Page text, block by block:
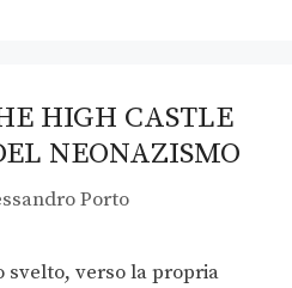
HIGH CASTLE
NEONAZISMO
Porto
svelto, verso la propria